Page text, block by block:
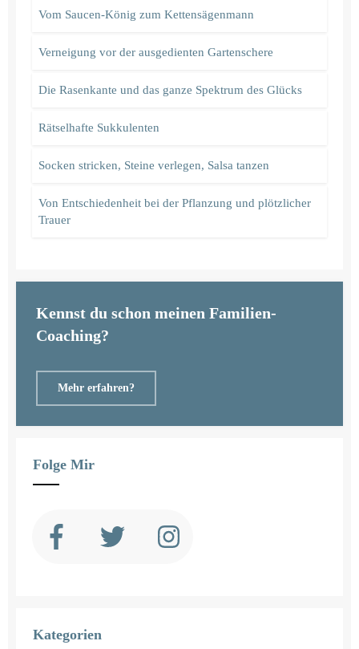
Vom Saucen-König zum Kettensägenmann
Verneigung vor der ausgedienten Gartenschere
Die Rasenkante und das ganze Spektrum des Glücks
Rätselhafte Sukkulenten
Socken stricken, Steine verlegen, Salsa tanzen
Von Entschiedenheit bei der Pflanzung und plötzlicher
Trauer
Kennst du schon meinen Familien-
Coaching?
Mehr erfahren?
Folge Mir
Kategorien